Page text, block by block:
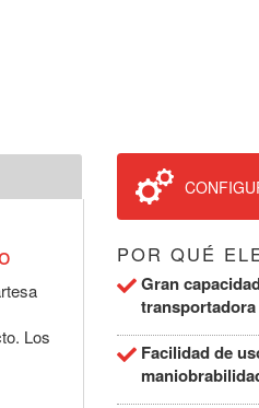
Los
POR QUÉ
Gran
Facilidad de